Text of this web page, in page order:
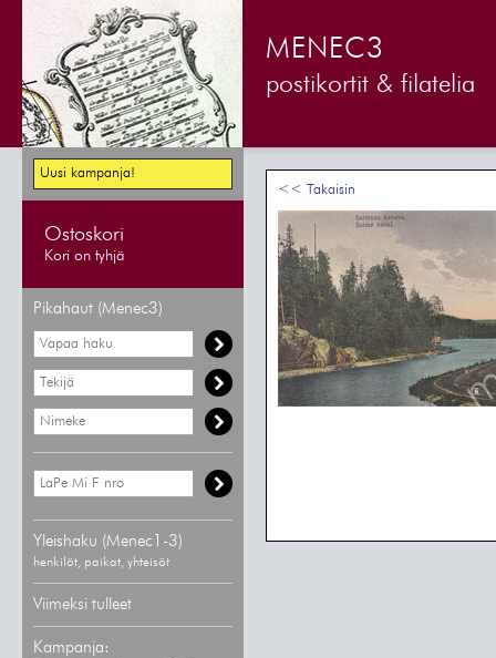
MENEC3
postikortit & filatelia
Uusi kampanja!
Ostoskori
Kori on tyhjä
Pikahaut (Menec3)
Yleishaku (Menec1-3)
henkilöt, paikat, yhteisöt
Viimeksi tulleet
Kampanja:
<< Takaisin